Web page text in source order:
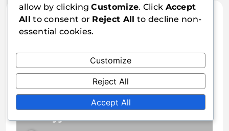
Related Articles
Sisällön Jakeluverkko: Nopeus ja
Etäisyys
allow by clickingCustomize. Click Accept
All to consent or Reject All to decline non-
essential cookies.
Customize
Reject All
Accept All